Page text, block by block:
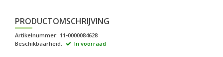
PRODUCTOMSCHRIJVING
Artikelnummer: 11-0000084628
Beschikbaarheid:
In voorraad